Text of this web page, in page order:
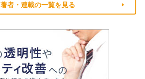
著者・連載の一覧を見る